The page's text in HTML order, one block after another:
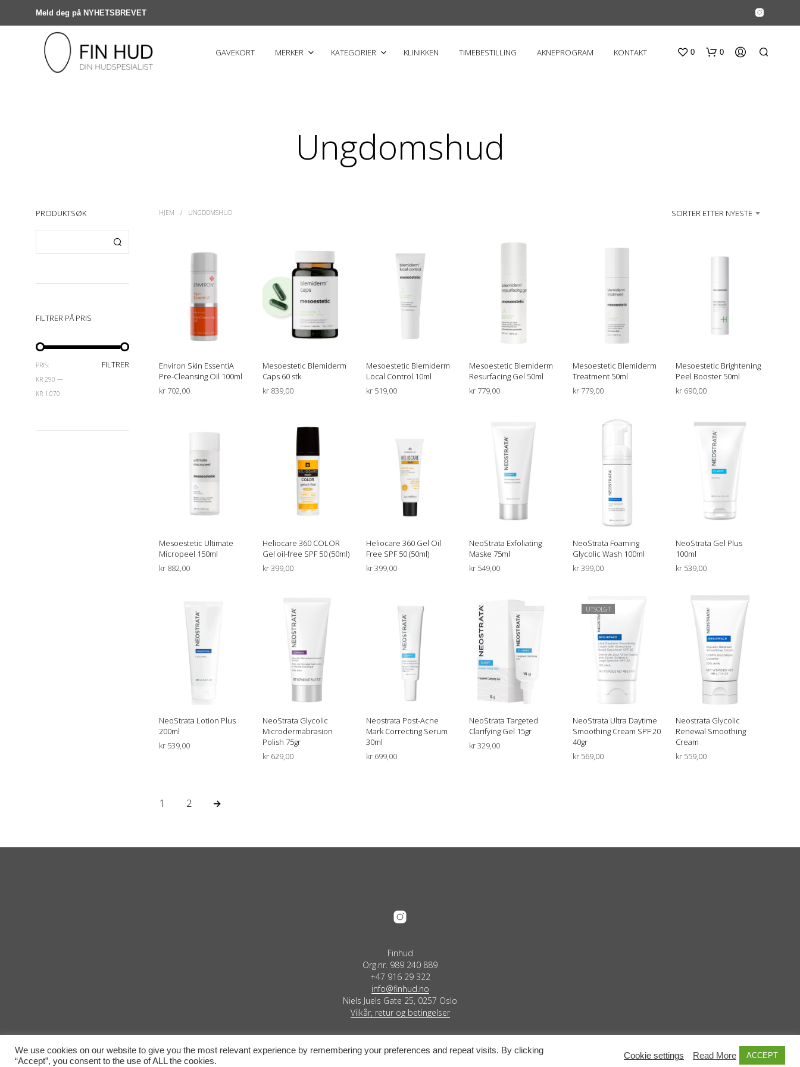
Meld deg på NYHETSBREVET
GAVEKORT MERKER KATEGORIER KLINIKKEN TIMEBESTILLING AKNEPROGRAM KONTAKT 0 0
H
K
T
H
U
R
N
Ungdomshud
PRODUKTSØK
FILTRER PÅ PRIS
MIN.
PRIS
MAKSPRIS FILTRER
PRIS:
KR 290 —
KR 1.070
HJEM / UNGDOMSHUD SORTER ETTER NYESTE
Environ Skin EssentiA
Pre-Cleansing Oil 100ml
kr 702,00
Mesoestetic Blemiderm
Caps 60 stk
kr839,00
Mesoestetic Blemiderm
Local Control 10ml
kr519,00
Mesoestetic Blemiderm
Resurfacing Gel 50ml
kr 779,00
Mesoestetic Blemiderm
Treatment 50ml
kr779,00
Mesoestetic Brightening
Peel Booster 50ml
kr 690,00
Mesoestetic Ultimate
Micropeel 150ml
kr 882,00
Heliocare 360 COLOR
Gel oil-free SPF 50 (50ml)
kr399,00
flere
varianter.
Alternativene
Heliocare 360 Gel Oil
Free SPF 50 (50ml)
kr399,00
NeoStrata Exfoliating
Maske 75ml
kr 549,00
NeoStrata Foaming
Glycolic Wash 100ml
kr399,00
NeoStrata Gel Plus
100ml
kr 539,00
NeoStrata Lotion Plus
200ml
kr 539,00
NeoStrata Glycolic
Microdermabrasion
Polish 75gr
kr629,00
Neostrata Post-Acne
Mark Correcting Serum
30ml
kr699,00
NeoStrata Targeted
Clarifying Gel 15gr
kr329,00
UTSOLGT
NeoStrata Ultra Daytime
Smoothing Cream SPF 20
40gr
kr569,00
Neostrata Glycolic
Renewal Smoothing
Cream
kr 559,00
1 2 →
Finhud
Org.nr. 989 240 889
+47 916 29 322
info@finhud.no
Niels Juels Gate 25, 0257 Oslo
Vilkår, retur og betingelser
We use cookies on our website to give you the most relevant experience by remembering your preferences and repeat visits. By clicking
“Accept”, you consent to the use of ALL the cookies.
Cookie settings Read More ACCEPT